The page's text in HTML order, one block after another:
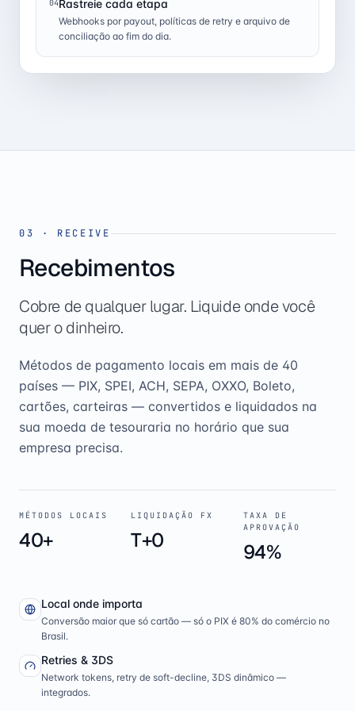
04 Rastreie cada etapa
Webhooks por payout, políticas de retry e arquivo de
conciliação ao fim do dia.
03 · RECEIVE
Recebimentos
Cobre de qualquer lugar. Liquide onde você
quer o dinheiro.
Métodos de pagamento locais em mais de 40
países — PIX, SPEI, ACH, SEPA, OXXO, Boleto,
cartões, carteiras — convertidos e liquidados na
sua moeda de tesouraria no horário que sua
empresa precisa.
MÉTODOS LOCAIS
40+
LIQUIDAÇÃO FX
T+0
TAXA DE
APROVAÇÃO
94%
Local onde importa
Conversão maior que só cartão — só o PIX é 80% do comércio no
Brasil.
Retries & 3DS
Network tokens, retry de soft-decline, 3DS dinâmico —
integrados.